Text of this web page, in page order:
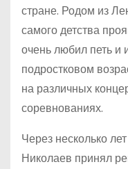
стране. Родом из
самого детства
очень любил петь и
подростковом
на различных
соревнованиях.
Через несколько
Николаев принял